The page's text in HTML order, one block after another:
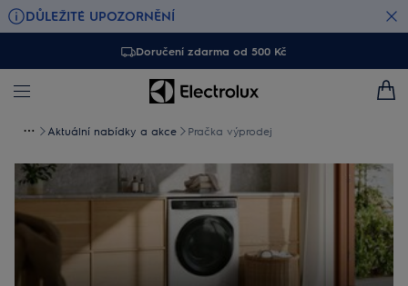
DŮLEŽITÉ UPOZORNĚNÍ
Doručení zdarma od 500 Kč
Aktuální nabídky a akce Pračka výprodej